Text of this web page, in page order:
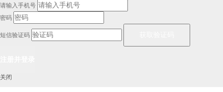
请输入手机号
密码
短信验证码
关闭